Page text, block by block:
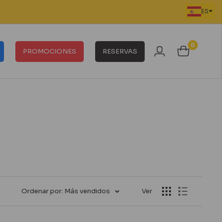
ES
PROMOCIONES RESERVAS
0
Ordenar por: Más vendidos Ver